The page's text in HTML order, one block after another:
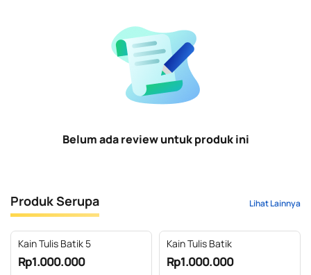
Belum ada review untuk produk ini
Produk Serupa Lihat Lainnya
Kain Tulis Batik 5
Rp1.000.000
Kain Tulis Batik
Rp1.000.000